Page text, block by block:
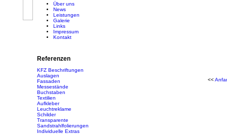
Über uns
News
Leistungen
Galerie
Links
Impressum
Kontakt
Referenzen
KFZ Beschriftungen
Auslagen
Fassaden
Messestände
Buchstaben
Textilien
Aufkleber
Leuchtreklame
Schilder
Transparente
Sandstrahlfolierungen
Individuelle Extras
<<